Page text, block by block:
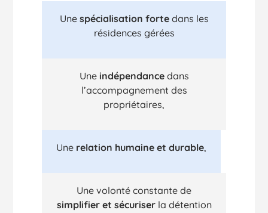
Unespécialisation fortedans les
résidences gérées
Une indépendancedans
l’accompagnement des
propriétaires,
Une relation humaine et durable,
Une volonté constante de
simplifier et sécuriserla détention